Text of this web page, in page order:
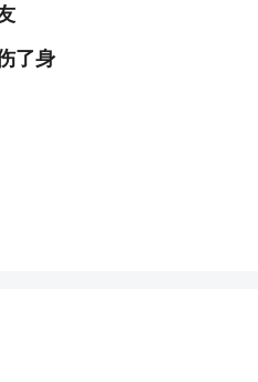
了身